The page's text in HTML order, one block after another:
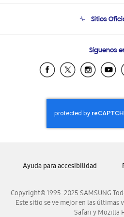
Soporte vía
Sitios
Samsung
Samsung El
Samsung
Samsung
Samsung
Samsung
Síguenos
Copyright© 1995-2025 SAMSUNG
Este sitio se ve mejor en las últimas
Safari y Mozilla
Ayuda para accesibilidad